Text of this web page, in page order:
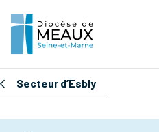
Secteur d’Esbly